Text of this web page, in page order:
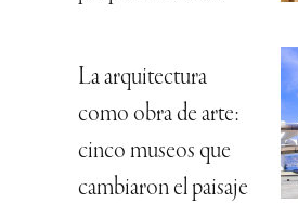
La arquitectura
como obra de arte:
cinco museos que
cambiaron el paisaje